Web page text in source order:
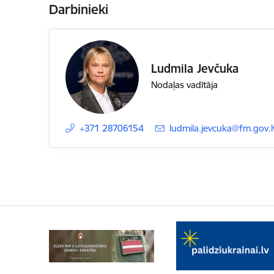
Darbinieki
Ludmila Jevčuka
Nodaļas vadītāja
+371 28706154 E-pasts: